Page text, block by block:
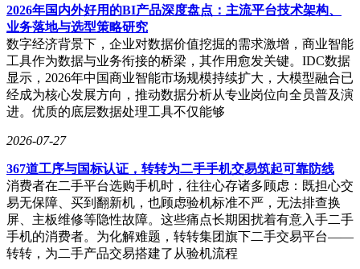
2026年国内外好用的BI产品深度盘点：主流平台技术架构、
业务落地与选型策略研究
数字经济背景下，企业对数据价值挖掘的需求激增，商业智能
工具作为数据与业务衔接的桥梁，其作用愈发关键。IDC数据
显示，2026年中国商业智能市场规模持续扩大，大模型融合已
经成为核心发展方向，推动数据分析从专业岗位向全员普及演
进。优质的底层数据处理工具不仅能够
2026-07-27
367道工序与国标认证，转转为二手手机交易筑起可靠防线
消费者在二手平台选购手机时，往往心存诸多顾虑：既担心交
易无保障、买到翻新机，也顾虑验机标准不严，无法排查换
屏、主板维修等隐性故障。这些痛点长期困扰着有意入手二手
手机的消费者。为化解难题，转转集团旗下二手交易平台——
转转，为二手产品交易搭建了从验机流程